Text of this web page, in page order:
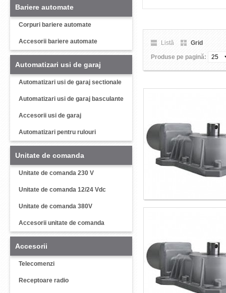
Bariere automate
Corpuri bariere automate
Accesorii bariere automate
Automatizari usi de garaj
Automatizari usi de garaj sectionale
Automatizari usi de garaj basculante
Accesorii usi de garaj
Automatizari pentru rulouri
Unitate de comanda
Unitate de comanda 230 V
Unitate de comanda 12/24 Vdc
Unitate de comanda 380V
Accesorii unitate de comanda
Accesorii
Telecomenzi
Receptoare radio
Listă
Grid
Produse pe pagină: